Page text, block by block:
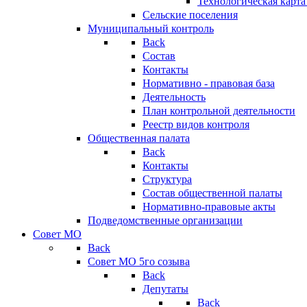
Сельские поселения
Муниципальный контроль
Back
Состав
Контакты
Нормативно - правовая база
Деятельность
План контрольной деятельности
Реестр видов контроля
Общественная палата
Back
Контакты
Структура
Состав общественной палаты
Нормативно-правовые акты
Подведомственные организации
Совет МО
Back
Совет МО 5го созыва
Back
Депутаты
Back